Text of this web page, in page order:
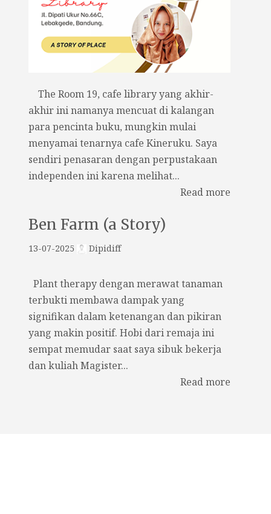
The Room 19, cafe library yang akhir-
akhir ini namanya mencuat di kalangan
para pencinta buku, mungkin mulai
menyamai tenarnya cafe Kineruku. Saya
sendiri penasaran dengan perpustakaan
independen ini karena melihat...
Read more
Ben Farm (a Story)
13-07-2025 Dipidiff
Plant therapy dengan merawat tanaman
terbukti membawa dampak yang
signifikan dalam ketenangan dan pikiran
yang makin positif. Hobi dari remaja ini
sempat memudar saat saya sibuk bekerja
dan kuliah Magister...
Read more